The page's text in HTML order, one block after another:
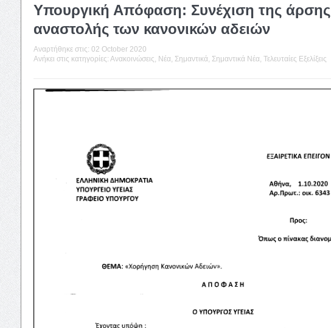
Υπουργική Απόφαση: Συνέχιση της άρσης
αναστολής των κανονικών αδειών
Αναρτήθηκε στις: 02 October 2020
Ανήκει στις κατηγορίες: Ανακοινώσεις Νέα Σημαντικά Σημαντικά Νέα Τελευταίες Εξελίξεις